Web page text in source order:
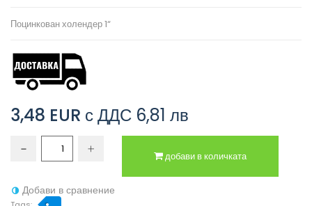
Поцинкован холендер 1“
3,48 EUR с ДДС 6,81 лв
добави в количката
Добави в сравнение